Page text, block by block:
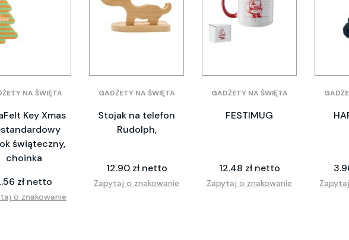
NA ŚWIĘTA
Key Xmas
świąteczny,
choinka
zł netto
o znakowanie
GADŻETY NA ŚWIĘTA
Stojak na telefon
Rudolph,
12.90 zł netto
Zapytaj o znakowanie
GADŻETY NA ŚWIĘTA
FESTIMUG
12.48 zł netto
Zapytaj o znakowanie